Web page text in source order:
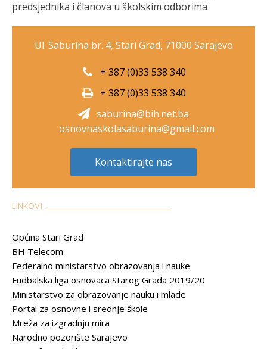
predsjednika i članova u školskim odborima
Ul. Saburina br. 4, Stari Grad, 71000 Sarajevo
+ 387 (0)33 538 340
+ 387 (0)33 538 340
saburina@bih.net.ba
osnovnaskolasaburina@gmail.com
Kontaktirajte nas
LINKOVI __________________________________________
Općina Stari Grad
BH Telecom
Federalno ministarstvo obrazovanja i nauke
Fudbalska liga osnovaca Starog Grada 2019/20
Ministarstvo za obrazovanje nauku i mlade
Portal za osnovne i srednje škole
Mreža za izgradnju mira
Narodno pozorište Sarajevo